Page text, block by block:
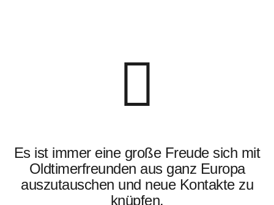
Es ist immer eine große Freude sich mit
Oldtimerfreunden aus ganz Europa
auszutauschen und neue Kontakte zu
knüpfen.